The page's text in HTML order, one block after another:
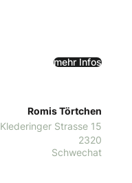
mehr Infos
Romis Törtchen
Klederinger Strasse 15
2320
Schwechat